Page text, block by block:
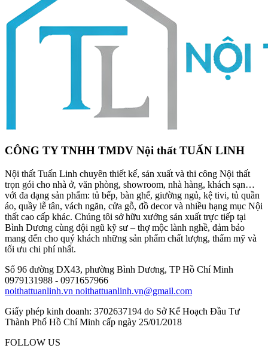
CÔNG TY TNHH TMDV Nội thất TUẤN LINH
Nội thất Tuấn Linh chuyên thiết kế, sản xuất và thi công Nội thất
trọn gói cho nhà ở, văn phòng, showroom, nhà hàng, khách sạn…
với đa dạng sản phẩm: tủ bếp, bàn ghế, giường ngủ, kệ tivi, tủ quần
áo, quầy lễ tân, vách ngăn, cửa gỗ, đồ decor và nhiều hạng mục Nội
thất cao cấp khác. Chúng tôi sở hữu xưởng sản xuất trực tiếp tại
Bình Dương cùng đội ngũ kỹ sư – thợ mộc lành nghề, đảm bảo
mang đến cho quý khách những sản phẩm chất lượng, thẩm mỹ và
tối ưu chi phí nhất.
Số 96 đường DX43, phường Bình Dương, TP Hồ Chí Minh
0979131988 - 0971657966
noithattuanlinh.vn noithattuanlinh.vn@gmail.com
Giấy phép kinh doanh: 3702637194 do Sở Kế Hoạch Đầu Tư
Thành Phố Hồ Chí Minh cấp ngày 25/01/2018
FOLLOW US